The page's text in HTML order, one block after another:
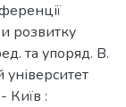
розвитку
та упоряд. В.
Київ :